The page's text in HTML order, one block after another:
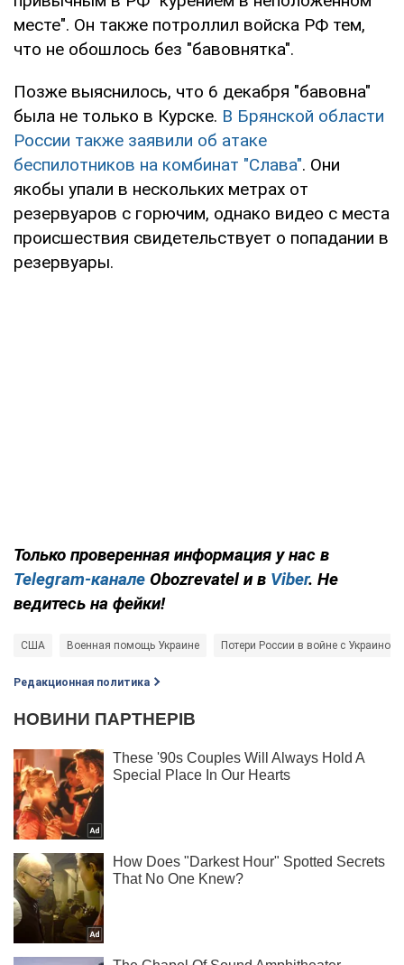
месте". Он также потроллил войска РФ тем,
что не обошлось без "бавовнятка".
Позже выяснилось, что 6 декабря "бавовна"
была не только в Курске. В Брянской области
России также заявили об атаке
беспилотников на комбинат "Слава". Они
якобы упали в нескольких метрах от
резервуаров с горючим, однако видео с места
происшествия свидетельствует о попадании в
резервуары.
Только проверенная информация у нас в
Telegram-канале Obozrevatel и в Viber. Не
ведитесь на фейки!
США Военная помощь Украине Потери России в войне с Украиной
Редакционная политика